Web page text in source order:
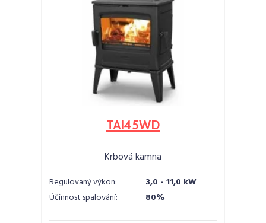
TAI45WD
Krbová kamna
Regulovaný výkon:
3,0 - 11,0 kW
Účinnost spalování:
80%